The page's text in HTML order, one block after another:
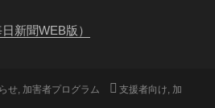
新聞WEB版）
せ, 加害者プログラム
タ
支援者向け, 加